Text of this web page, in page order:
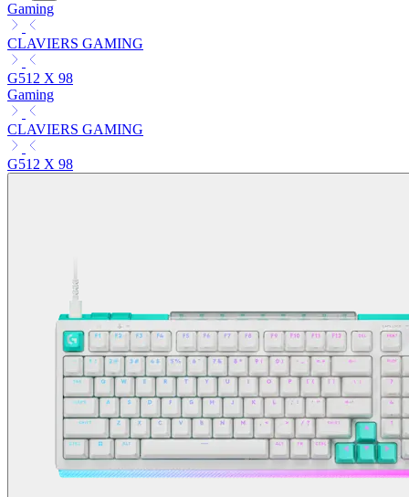
Gaming
CLAVIERS GAMING
G512 X 98
Gaming
CLAVIERS GAMING
G512 X 98